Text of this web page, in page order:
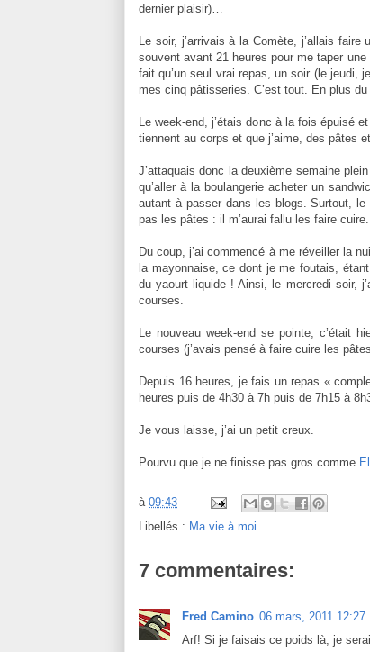
dernier plaisir)…
Le soir, j’arrivais à la Comète, j’allais
souvent avant 21 heures pour me taper
fait qu’un seul vrai repas, un soir (le jeudi,
mes cinq pâtisseries. C’est tout. En plus
Le week-end, j’étais donc à la fois épuisé
tiennent au corps et que j’aime, des pâtes
J’attaquais donc la deuxième semaine
qu’aller à la boulangerie acheter un
autant à passer dans les blogs. Surtout,
pas les pâtes : il m’aurai fallu les faire cuire.
Du coup, j’ai commencé à me réveiller la
la mayonnaise, ce dont je me foutais,
du yaourt liquide ! Ainsi, le mercredi soir,
courses.
Le nouveau week-end se pointe, c’était
courses (j’avais pensé à faire cuire les
Depuis 16 heures, je fais un repas «
heures puis de 4h30 à 7h puis de 7h15 à
Je vous laisse, j’ai un petit creux.
Pourvu que je ne finisse pas gros comme
à 09:43
Libellés : Ma vie à moi
7 commentaires:
Fred Camino 06 mars, 2011 12:27
Arf! Si je faisais ce poids là, je